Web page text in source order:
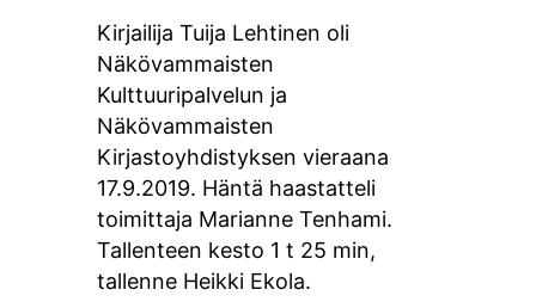
Kirjailija Tuija Lehtinen oli
Näkövammaisten
Kulttuuripalvelun ja
Näkövammaisten
Kirjastoyhdistyksen vieraana
17.9.2019. Häntä haastatteli
toimittaja Marianne Tenhami.
Tallenteen kesto 1 t 25 min,
tallenne Heikki Ekola.